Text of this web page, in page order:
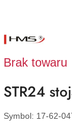
NAZWA
PRODUCENTA:
Brak towaru
STR24
Symbol: 17-62-